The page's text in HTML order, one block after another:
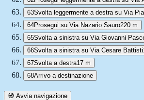
63Svolta leggermente a destra su Via
64Prosegui su Via Nazario Sauro220 m
65Svolta a sinistra su Via Giovanni
66Svolta a sinistra su Via Cesare Battisti
67Svolta a destra17 m
68Arrivo a destinazione
🧭 Avvia navigazione